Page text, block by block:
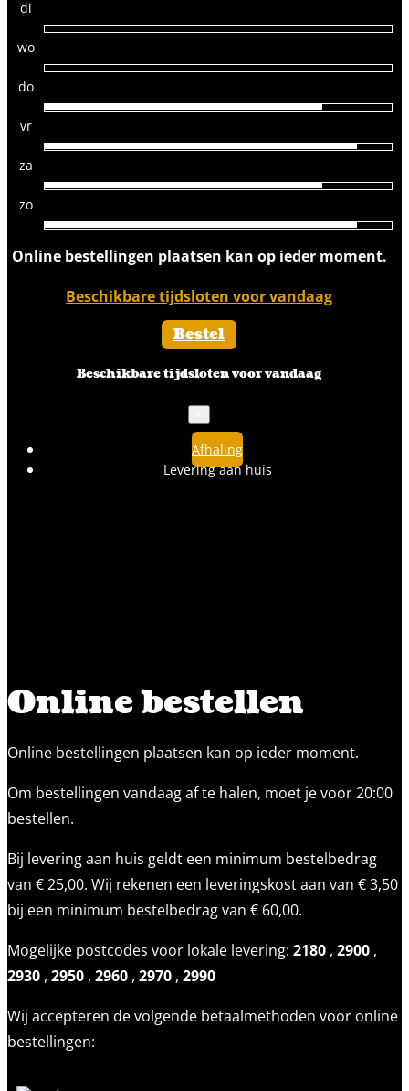
di
wo
do
vr
za
zo
Online bestellingen plaatsen kan op ieder moment.
Beschikbare tijdsloten voor vandaag
Bestel
Beschikbare tijdsloten voor vandaag
Afhaling
Levering aan huis
Online bestellen
Online bestellingen plaatsen kan op ieder moment.
Om bestellingen vandaag af te halen, moet je voor 20:00
bestellen.
Bij levering aan huis geldt een minimum bestelbedrag
van € 25,00. Wij rekenen een leveringskost aan van € 3,50
bij een minimum bestelbedrag van € 60,00.
Mogelijke postcodes voor lokale levering: 2180 , 2900 ,
2930 , 2950 , 2960 , 2970 , 2990
Wij accepteren de volgende betaalmethoden voor online
bestellingen: